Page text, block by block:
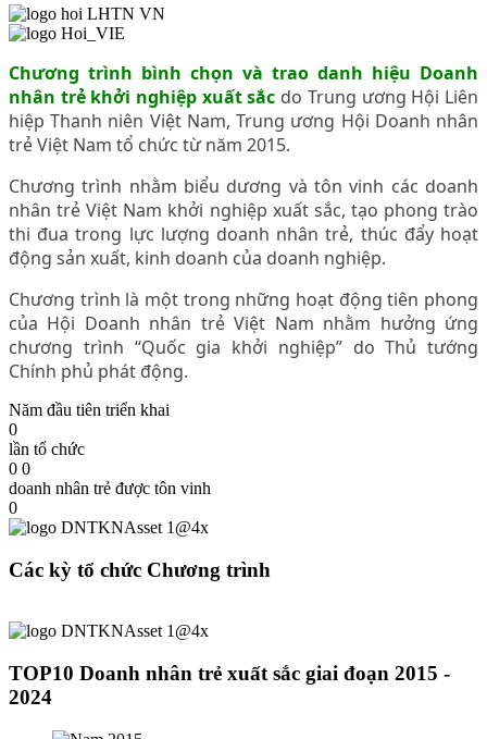
Chương trình bình chọn và trao danh hiệu Doanh
nhân trẻ khởi nghiệp xuất sắc do Trung ương Hội Liên
hiệp Thanh niên Việt Nam, Trung ương Hội Doanh nhân
trẻ Việt Nam tổ chức từ năm 2015.
Chương trình nhằm biểu dương và tôn vinh các doanh
nhân trẻ Việt Nam khởi nghiệp xuất sắc, tạo phong trào
thi đua trong lực lượng doanh nhân trẻ, thúc đẩy hoạt
động sản xuất, kinh doanh của doanh nghiệp.
Chương trình là một trong những hoạt động tiên phong
của Hội Doanh nhân trẻ Việt Nam nhằm hưởng ứng
chương trình “Quốc gia khởi nghiệp” do Thủ tướng
Chính phủ phát động.
Năm đầu tiên triển khai
0
lần tổ chức
0 0
doanh nhân trẻ được tôn vinh
0
Các kỳ tổ chức Chương trình
TOP10 Doanh nhân trẻ xuất sắc giai đoạn 2015 -
2024